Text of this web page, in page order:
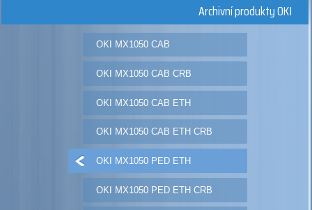
Archivní produkty OKI
OKI MX1050 CAB
OKI MX1050 CAB CRB
OKI MX1050 CAB ETH
OKI MX1050 CAB ETH CRB
OKI MX1050 PED ETH
OKI MX1050 PED ETH CRB